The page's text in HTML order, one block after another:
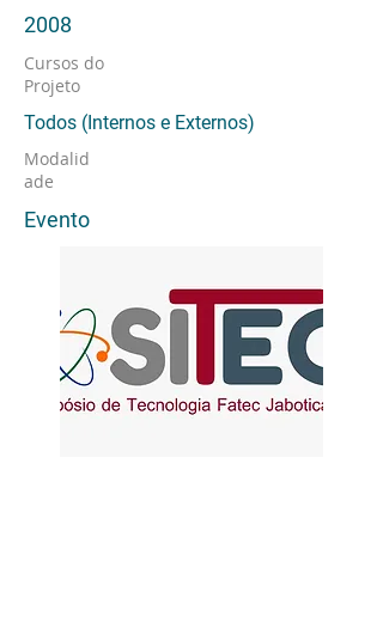
2008
Cursos do
Projeto
Todos (Internos e Externos)
Modalid
ade
Evento